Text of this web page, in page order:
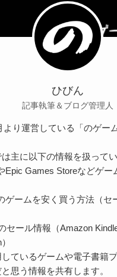
ひびん
記事執筆＆ブログ管理人
より運営している「のゲー
主に以下の情報を扱ってい
Epic Games Storeなどゲー
ゲームを安く買う方法（セ
セール情報（Amazon
ているゲームや電子書籍
思う情報を共有します。